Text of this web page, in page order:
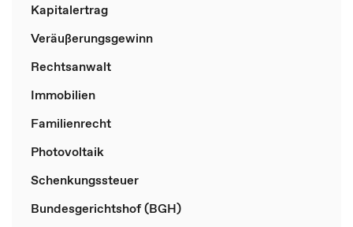
Kapitalertrag
Veräußerungsgewinn
Rechtsanwalt
Immobilien
Familienrecht
Photovoltaik
Schenkungssteuer
Bundesgerichtshof (BGH)